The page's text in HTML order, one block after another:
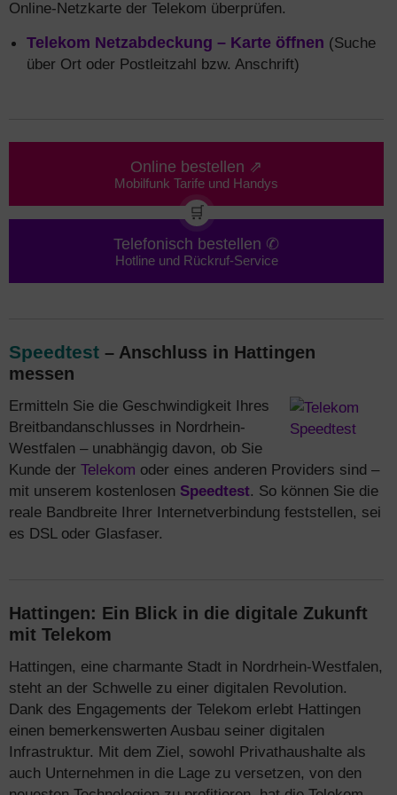
Online-Netzkarte der Telekom überprüfen.
Telekom Netzabdeckung – Karte öffnen (Suche
über Ort oder Postleitzahl bzw. Anschrift)
Online bestellen ⇗
Mobilfunk Tarife und Handys
🛒
Telefonisch bestellen ✆
Hotline und Rückruf-Service
Speedtest – Anschluss in Hattingen
messen
Ermitteln Sie die Geschwindigkeit Ihres
Breitbandanschlusses in Nordrhein-
Westfalen – unabhängig davon, ob Sie
Kunde der Telekom oder eines anderen Providers sind –
mit unserem kostenlosen Speedtest. So können Sie die
reale Bandbreite Ihrer Internetverbindung feststellen, sei
es DSL oder Glasfaser.
Hattingen: Ein Blick in die digitale Zukunft
mit Telekom
Hattingen, eine charmante Stadt in Nordrhein-Westfalen,
steht an der Schwelle zu einer digitalen Revolution.
Dank des Engagements der Telekom erlebt Hattingen
einen bemerkenswerten Ausbau seiner digitalen
Infrastruktur. Mit dem Ziel, sowohl Privathaushalte als
auch Unternehmen in die Lage zu versetzen, von den